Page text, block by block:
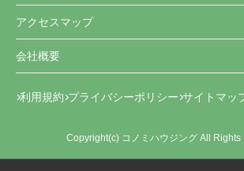
アクセスマップ
会社概要
利用規約 プライバシーポリシー サイトマッ
Copyright(c) コノミハウジング All Rights